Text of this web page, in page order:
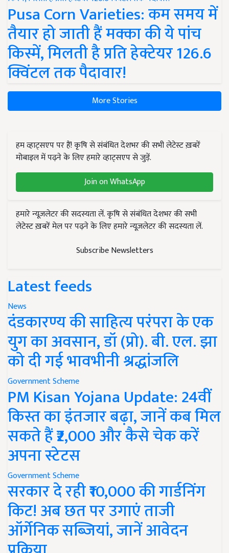
Pusa Corn Varieties: कम समय में
तैयार हो जाती हैं मक्का की ये पांच
किस्में, मिलती है प्रति हेक्टेयर 126.6
क्विंटल तक पैदावार!
More Stories
हम व्हाट्सएप पर हैं! कृषि से संबंधित देशभर की सभी लेटेस्ट ख़बरें
मोबाइल में पढ़ने के लिए हमारे व्हाट्सएप से जुड़ें.
Join on WhatsApp
हमारे न्यूज़लेटर की सदस्यता लें. कृषि से संबंधित देशभर की सभी
लेटेस्ट ख़बरें मेल पर पढ़ने के लिए हमारे न्यूज़लेटर की सदस्यता लें.
Subscribe Newsletters
Latest feeds
News
दंडकारण्य की साहित्य परंपरा के एक
युग का अवसान, डॉ (प्रो). बी. एल. झा
को दी गई भावभीनी श्रद्धांजलि
Government Scheme
PM Kisan Yojana Update: 24वीं
किस्त का इंतजार बढ़ा, जानें कब मिल
सकते हैं ₹2,000 और कैसे चेक करें
अपना स्टेटस
Government Scheme
सरकार दे रही ₹10,000 की गार्डनिंग
किट! अब छत पर उगाएं ताजी
ऑर्गेनिक सब्जियां, जानें आवेदन